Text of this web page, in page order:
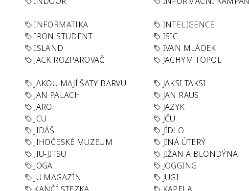
INFORMATIKA INTELIGENCE
IRON STUDENT ISIC
ISLAND IVAN MLÁDEK
JACK ROZPAROVAČ JACHYM TOPOL
JAKOU MAJÍ ŠATY BARVU JAKSI TAKSI
JAN PALACH JAN RAUS
JARO JAZYK
JCU JČU
JIDÁŠ JÍDLO
JIHOČESKÉ MUZEUM JINÁ ÚTERÝ
JIU-JITSU JIŽAN A BLONDÝNA
JOGA JOGGING
JU MAGAZÍN JUGI